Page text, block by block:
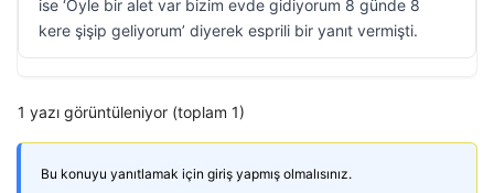
ise ‘Öyle bir alet var bizim evde gidiyorum 8 günde 8
kere şişip geliyorum’ diyerek esprili bir yanıt vermişti.
1 yazı görüntüleniyor (toplam 1)
Bu konuyu yanıtlamak için giriş yapmış olmalısınız.